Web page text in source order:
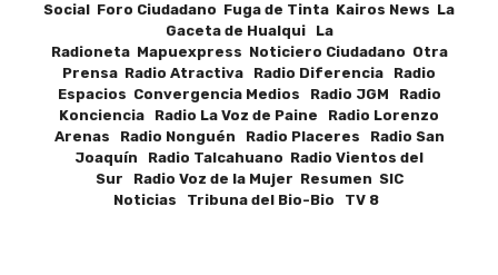
Social Foro Ciudadano Fuga de Tinta Kairos News La
Gaceta de Hualqui La
Radioneta Mapuexpress Noticiero Ciudadano Otra
Prensa Radio Atractiva Radio Diferencia Radio
Espacios Convergencia Medios Radio JGM Radio
Konciencia Radio La Voz de Paine Radio Lorenzo
Arenas Radio Nonguén Radio Placeres Radio San
Joaquín Radio Talcahuano Radio Vientos del
Sur Radio Voz de la Mujer Resumen SIC
Noticias Tribuna del Bio-Bio TV 8